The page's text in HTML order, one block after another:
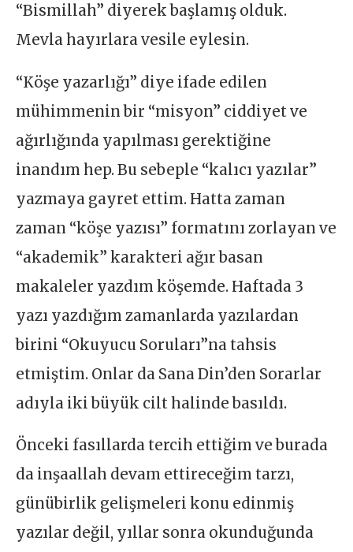
“Bismillah” diyerek başlamış olduk.
Mevla hayırlara vesile eylesin.
“Köşe yazarlığı” diye ifade edilen
mühimmenin bir “misyon” ciddiyet ve
ağırlığında yapılması gerektiğine
inandım hep. Bu sebeple “kalıcı yazılar”
yazmaya gayret ettim. Hatta zaman
zaman “köşe yazısı” formatını zorlayan ve
“akademik” karakteri ağır basan
makaleler yazdım köşemde. Haftada 3
yazı yazdığım zamanlarda yazılardan
birini “Okuyucu Soruları”na tahsis
etmiştim. Onlar da Sana Din’den Sorarlar
adıyla iki büyük cilt halinde basıldı.
Önceki fasıllarda tercih ettiğim ve burada
da inşaallah devam ettireceğim tarzı,
günübirlik gelişmeleri konu edinmiş
yazılar değil, yıllar sonra okunduğunda